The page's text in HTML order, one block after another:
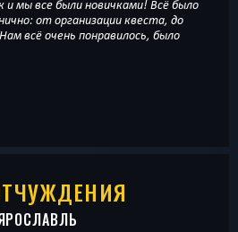
и мы все были новичками! Всё было
от организации квеста, до
всё очень понравилось, было